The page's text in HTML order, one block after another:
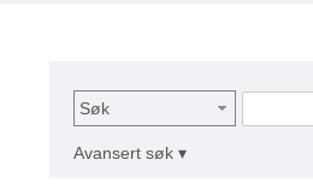
Søk
Avansert søk ▾